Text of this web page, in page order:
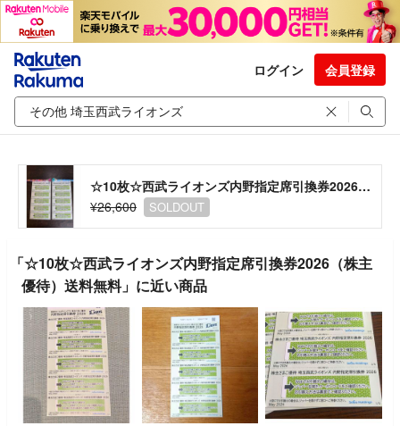
ログイン 会員登録
☆10枚☆西武ライオンズ内野指定席引換券2026（株主優待）送料無料
¥26,600
SOLDOUT
「☆10枚☆西武ライオンズ内野指定席引換券2026（株主
優待）送料無料」に近い商品